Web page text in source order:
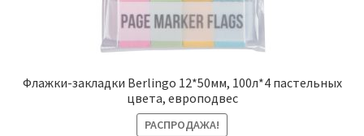
Флажки-закладки Berlingo 12*50мм, 100л*4 пастельных
цвета, европодвес
РАСПРОДАЖА!